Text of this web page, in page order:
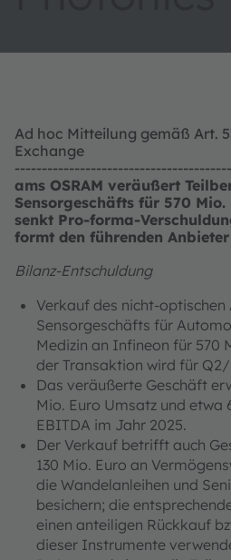
Ad hoc Mitteilung gemäß Art.
Exchange
ams OSRAM veräußert
Sensorgeschäfts für 570
senkt Pro-forma-
formt den führenden
Bilanz-Entschuldung
Verkauf des nicht-
Sensorgeschäfts für
Medizin an Infineon für 570
der Transaktion wird für
Das veräußerte Geschäft
Mio. Euro Umsatz und etwa
EBITDA im Jahr 2025.
Der Verkauf betrifft auch
130 Mio. Euro an
die Wandelanleihen und
besichern; die
einen anteiligen Rückkauf
dieser Instrumente